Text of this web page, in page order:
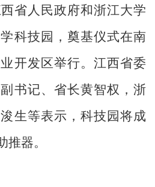
省人民政府和浙江大学
科技园，奠基仪式在南
开发区举行。江西省委
书记、省长黄智权，浙
生等表示，科技园将成
器。